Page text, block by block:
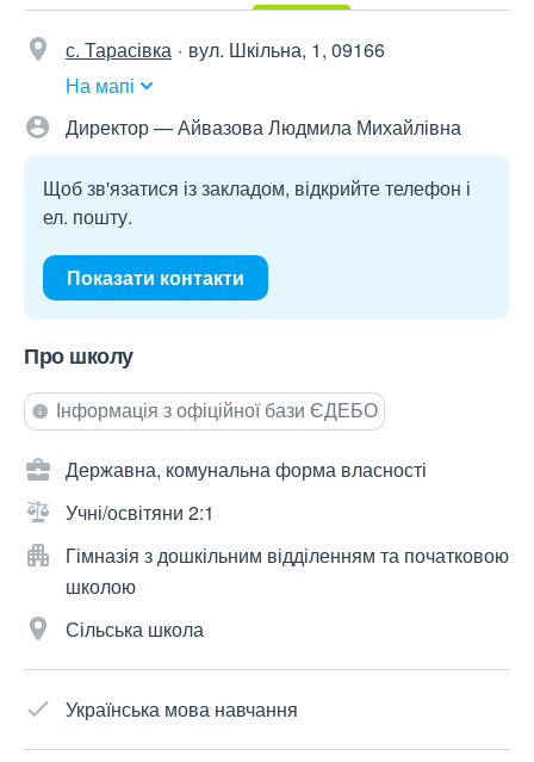
с. Тарасівка
вул. Шкільна, 1, 09166
На мапі
Директор — Айвазова Людмила Михайлівна
Щоб зв'язатися із закладом, відкрийте телефон і
ел. пошту.
Показати контакти
Про школу
Інформація з офіційної бази ЄДЕБО
Державна, комунальна форма власності
Учні/освітяни 2:1
Гімназія з дошкільним відділенням та початковою
школою
Сільська школа
Українська мова навчання